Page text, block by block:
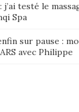
testé le
Spa
sur pause :
avec Philippe